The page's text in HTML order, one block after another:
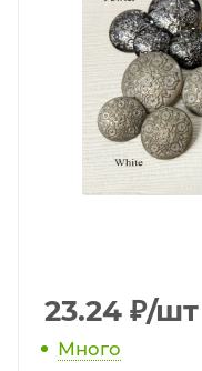
23.24 ₽/шт
Много